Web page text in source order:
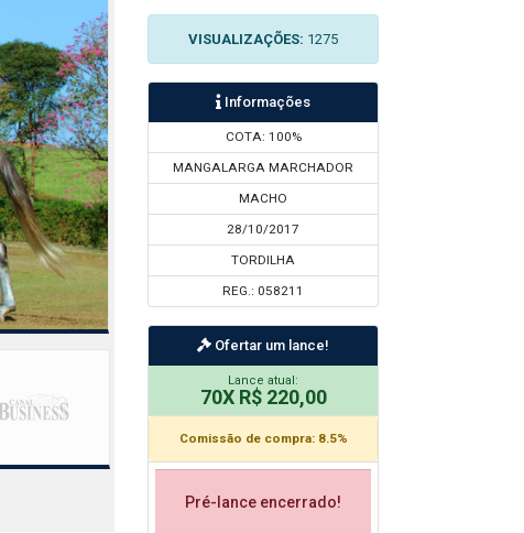
VISUALIZAÇÕES: 1275
Informações
COTA: 100%
MANGALARGA MARCHADOR
MACHO
28/10/2017
TORDILHA
REG.: 058211
Ofertar um lance!
Lance atual:
70X R$ 220,00
Comissão de compra: 8.5%
Pré-lance encerrado!